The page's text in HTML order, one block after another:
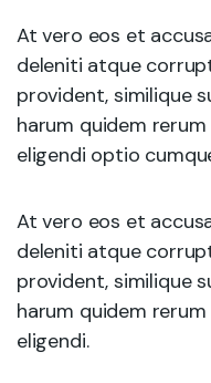
At vero eos et
deleniti atque
provident, similique
harum quidem
eligendi optio
At vero eos et
deleniti atque
provident, similique
harum quidem
eligendi.